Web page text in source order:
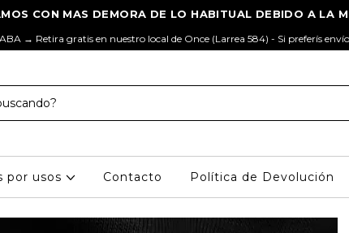
→ Retira gratis en nuestro local de Once (Larrea 584) - Si preferís
por usos Contacto Política de Devolución